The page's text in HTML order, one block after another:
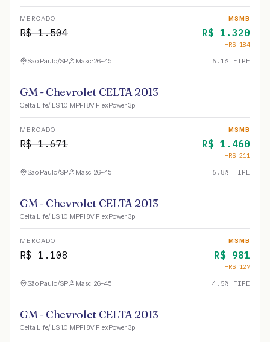
MERCADO
R$1.504
MSMB
R$ 1.320
−R$ 184
São Paulo/SP Masc · 26-45 6.1% FIPE
GM - Chevrolet CELTA 2013
Celta Life/ LS 1.0 MPFI 8V FlexPower 3p
MERCADO
R$1.671
MSMB
R$ 1.460
−R$ 211
São Paulo/SP Masc · 26-45 6.8% FIPE
GM - Chevrolet CELTA 2013
Celta Life/ LS 1.0 MPFI 8V FlexPower 3p
MERCADO
R$1.108
MSMB
R$ 981
−R$ 127
São Paulo/SP Masc · 26-45 4.5% FIPE
GM - Chevrolet CELTA 2013
Celta Life/ LS 1.0 MPFI 8V FlexPower 3p